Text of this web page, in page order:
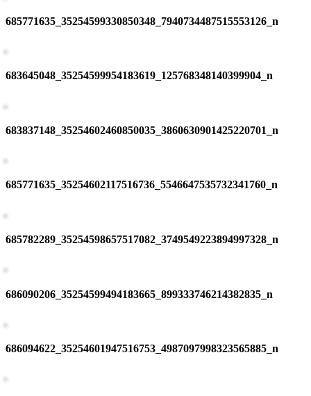
685771635_35254599330850348_7940734487515553126_n
683645048_35254599954183619_125768348140399904_n
683837148_35254602460850035_3860630901425220701_n
685771635_35254602117516736_5546647535732341760_n
685782289_35254598657517082_3749549223894997328_n
686090206_35254599494183665_899333746214382835_n
686094622_35254601947516753_4987097998323565885_n